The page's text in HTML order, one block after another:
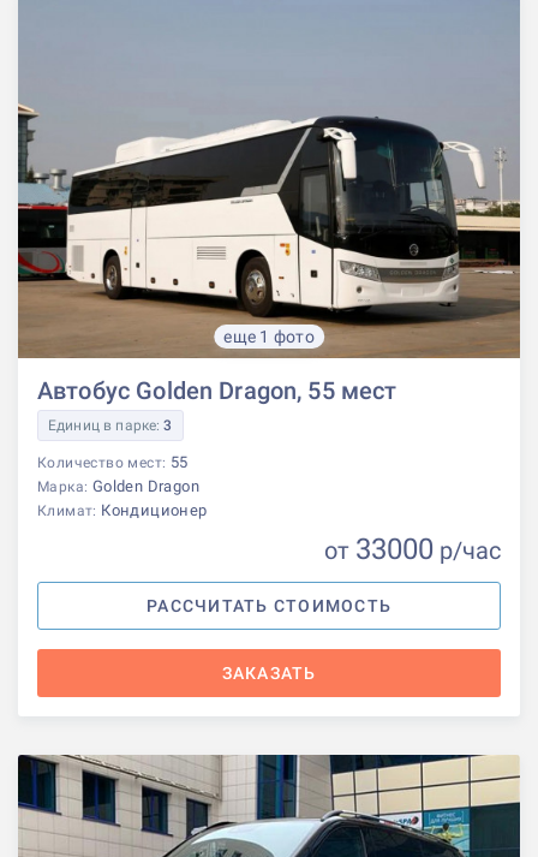
еще 1 фото
Автобус Golden Dragon, 55 мест
Единиц в парке:3
Количество мест: 55
Марка: Golden Dragon
Климат: Кондиционер
от 33000 р/час
РАССЧИТАТЬ СТОИМОСТЬ
ЗАКАЗАТЬ